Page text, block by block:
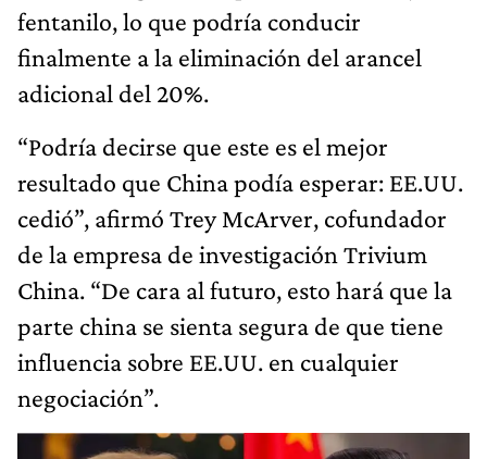
fentanilo, lo que podría conducir
finalmente a la eliminación del arancel
adicional del 20%.
“Podría decirse que este es el mejor
resultado que China podía esperar: EE.UU.
cedió”, afirmó Trey McArver, cofundador
de la empresa de investigación Trivium
China. “De cara al futuro, esto hará que la
parte china se sienta segura de que tiene
influencia sobre EE.UU. en cualquier
negociación”.